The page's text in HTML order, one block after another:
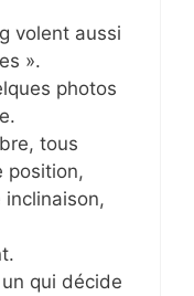
volent aussi
».
photos
tous
position,
qui décide